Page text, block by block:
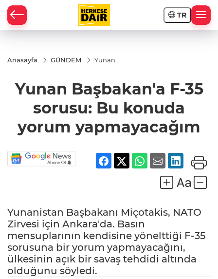
TR
Anasayfa GÜNDEM
Yunan
konuda yorum
yapmayacağım
Yunan Başbakan'a F-35
sorusu: Bu konuda
yorum yapmayacağım
Yunanistan Başbakanı Miçotakis, NATO
Zirvesi için Ankara'da. Basın
mensuplarının kendisine yönelttiği F-35
sorusuna bir yorum yapmayacağını,
ülkesinin açık bir savaş tehdidi altında
olduğunu söyledi.